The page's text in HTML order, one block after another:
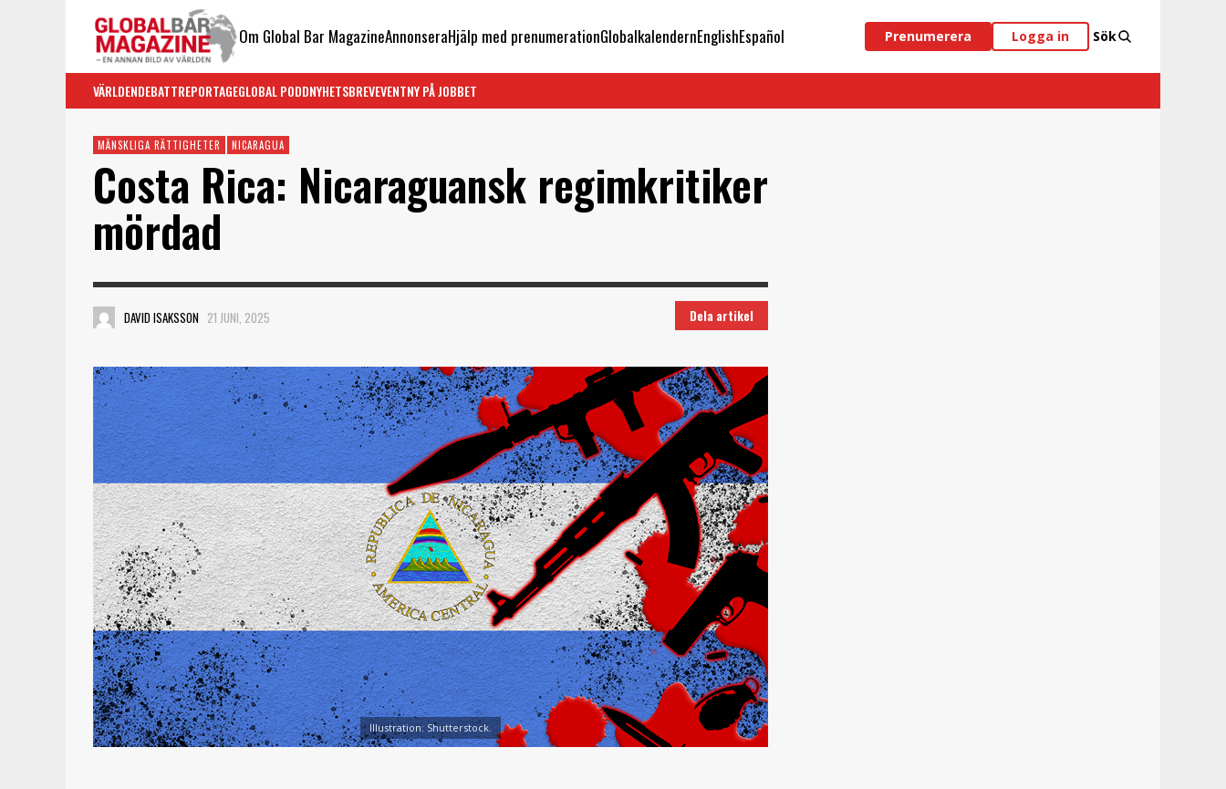
Om Global Bar MagazineAnnonseraHjälp med prenumerationGlobalkalendernEnglishEspañol Prenumerera Logga in Sök
VÄRLDENDEBATTREPORTAGEGLOBAL PODDNYHETSBREVEVENTNY PÅ JOBBET
MÄNSKLIGA RÄTTIGHETER NICARAGUA
Costa Rica: Nicaraguansk regimkritiker
mördad
DAVID ISAKSSON 21 JUNI, 2025 Dela artikel
Illustration: Shutterstock.